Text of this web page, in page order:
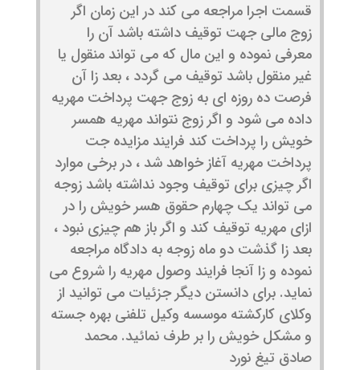
قسمت اجرا مراجعه می کند در این زمان اگر
زوج مالی جهت توقیف داشته باشد آن را
معرفی نموده و این مال که می تواند منقول یا
غیر منقول باشد توقیف می گردد ، بعد زا آن
فرصت ده روزه ای به زوج جهت پرداخت مهریه
داده می شود و اگر زوج نتواند مهریه همسر
خویش را پرداخت کند فرایند مزایده جت
پرداخت مهریه آغاز خواهد شد ، در برخی موارد
اگر چیزی برای توقیف وجود نداشته باشد زوجه
می تواند یک چهارم حقوق هسر خویش را در
ازای مهریه توقیف کند و اگر باز هم چیزی نبود ،
بعد زا گذشت دو ماه زوجه به دادگاه مراجعه
نموده و زا آنجا فرایند وصول مهریه را شروع می
نماید. برای دانستن دیگر جزئیات می توانید از
وکلای کارکشته موسسه وکیل تلفنی بهره جسته
و مشکل خویش را بر طرف نمائید. محمد
صادق تیغ نورد